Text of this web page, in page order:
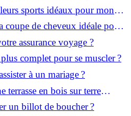
sports idéaux pour mon
coupe de cheveux idéale pour
assurance voyage ?
complet pour se muscler ?
à un mariage ?
terrasse en bois sur terre
un billot de boucher ?